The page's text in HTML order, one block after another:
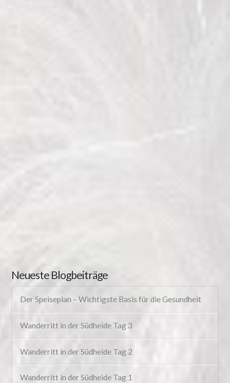
Neueste Blogbeiträge
Der Speiseplan – Wichtigste Basis für die Gesundheit
Wanderritt in der Südheide Tag 3
Wanderritt in der Südheide Tag 2
Wanderritt in der Südheide Tag 1